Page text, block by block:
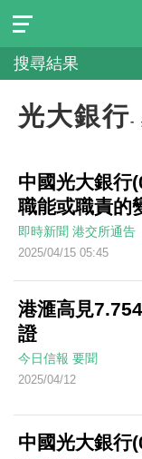
搜尋結果
光大銀行-
中國光大銀行
職能或職責的
即時新聞 港交所通告
2025/04/15 05:45
港滙高見
證
今日信報 要聞
2025/04/12
中國光大銀行